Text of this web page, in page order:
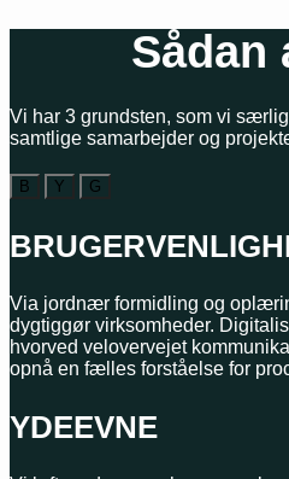
Sådan
Vi har 3 grundsten, som vi
samtlige samarbejder og
B Y G
Via jordnær formidling og
dygtiggør virksomheder.
hvorved velovervejet
opnå en fælles forståelse for
YDEEVNE